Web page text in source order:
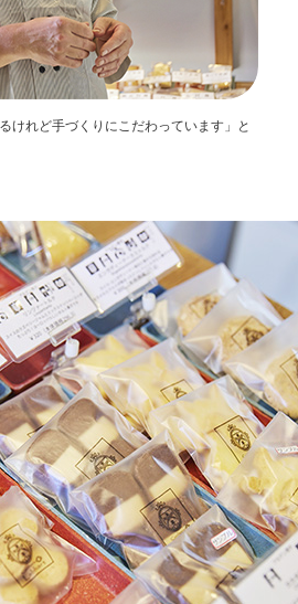
けれど手づくりにこだわっています」と